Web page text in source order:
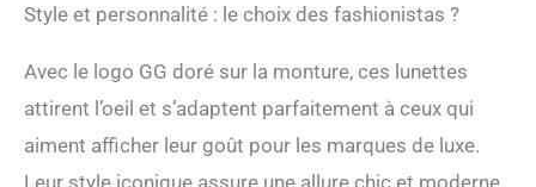
Style et personnalité : le choix des fashionistas ?
Avec le logo GG doré sur la monture, ces lunettes
attirent l’oeil et s’adaptent parfaitement à ceux qui
aiment afficher leur goût pour les marques de luxe.
Leur style iconique assure une allure chic et moderne.